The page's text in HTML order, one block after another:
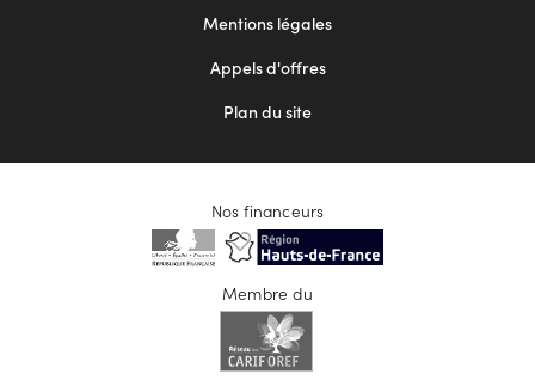
Mentions légales
Appels d'offres
Plan du site
Nos financeurs
Membre du